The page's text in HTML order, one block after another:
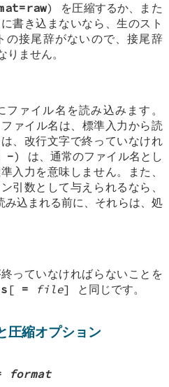
) を圧縮するか、また
書き込まないなら、生のスト
の接尾辞がないので、接尾辞
ません。
ァイル名を読み込みます。
ァイル名は、標準入力から読
、改行文字で終っていなけれ
-) は、通常のファイル名とし
入力を意味しません。また、
引数として与えられるなら、
込まれる前に、それらは、処
っていなければらないことを
[ = file] と同じです。
圧縮オプション
format